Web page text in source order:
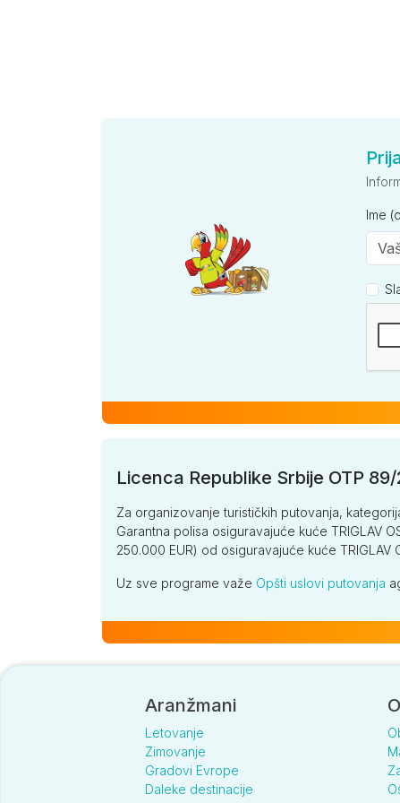
Ime
Licenca Republike Srbije OTP 89/
Za organizovanje turističkih putovanja,
Garantna polisa osiguravajuće kuće TRIGLAV
250.000 EUR) od osiguravajuće kuće TRIGLAV
Uz sve programe važe Opšti uslovi putovanja
Aranžmani
Letovanje
Zimovanje
Gradovi Evrope
Daleke destinacije